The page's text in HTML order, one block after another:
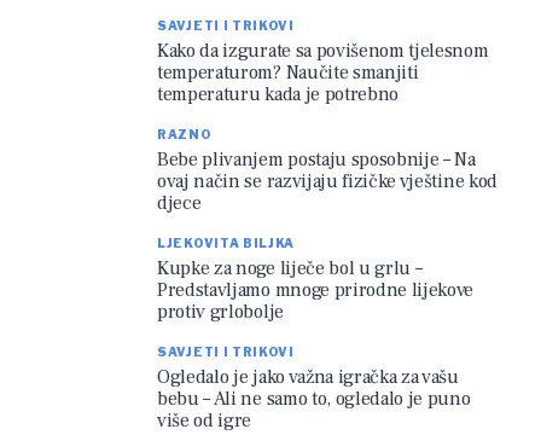
SAVJETI I TRIKOVI
Kako da izgurate sa povišenom tjelesnom
temperaturom? Naučite smanjiti
temperaturu kada je potrebno
RAZNO
Bebe plivanjem postaju sposobnije – Na
ovaj način se razvijaju fizičke vještine kod
djece
LJEKOVITA BILJKA
Kupke za noge liječe bol u grlu –
Predstavljamo mnoge prirodne lijekove
protiv grlobolje
SAVJETI I TRIKOVI
Ogledalo je jako važna igračka za vašu
bebu – Ali ne samo to, ogledalo je puno
više od igre